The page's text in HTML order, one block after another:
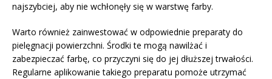
najszybciej, aby nie wchłonęły się w warstwę farby.
Warto również zainwestować w odpowiednie preparaty do
pielęgnacji powierzchni. Środki te mogą nawilżać i
zabezpieczać farbę, co przyczyni się do jej dłuższej trwałości.
Regularne aplikowanie takiego preparatu pomoże utrzymać